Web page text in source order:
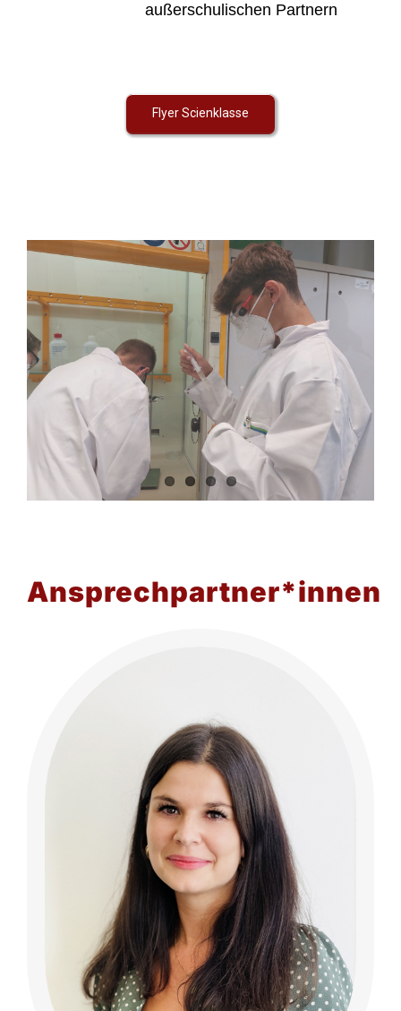
außerschulischen Partnern
Flyer Scienklasse
Ansprechpartner*innen